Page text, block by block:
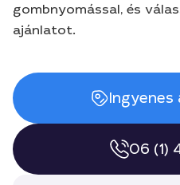
gombnyomással, és
ajánlatot.
06 (1)